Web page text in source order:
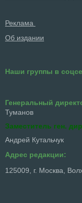
Реклама
Об издании
Наши группы в
Генеральный
Туманов
Заместитель ген.
Андрей Кутальчук
Адрес редакции:
125009, г. Москва,